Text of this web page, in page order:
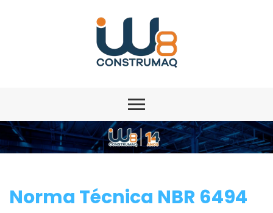
Norma Técnica NBR 6494